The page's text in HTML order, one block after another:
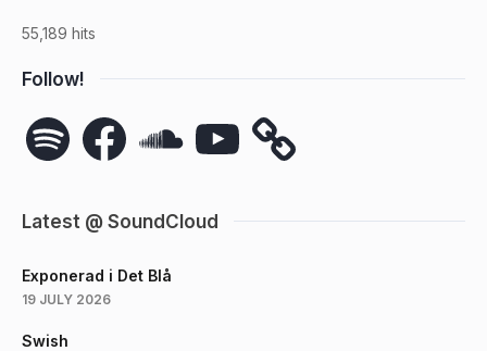
55,189 hits
Follow!
Spotify Facebook YouTube
Latest @ SoundCloud
Exponerad i Det Blå
19 JULY 2026
Swish